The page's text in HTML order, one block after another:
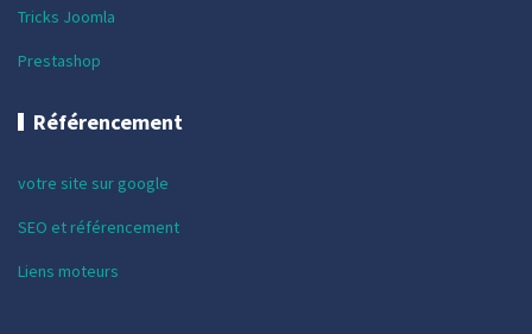
Tricks Joomla
Prestashop
Référencement
votre site sur google
SEO et référencement
Liens moteurs